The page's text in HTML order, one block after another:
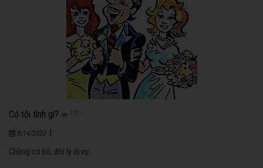
Có tội tình gì?
8/14/2020 |
Chồng có bồ, đòi ly dị vợ: